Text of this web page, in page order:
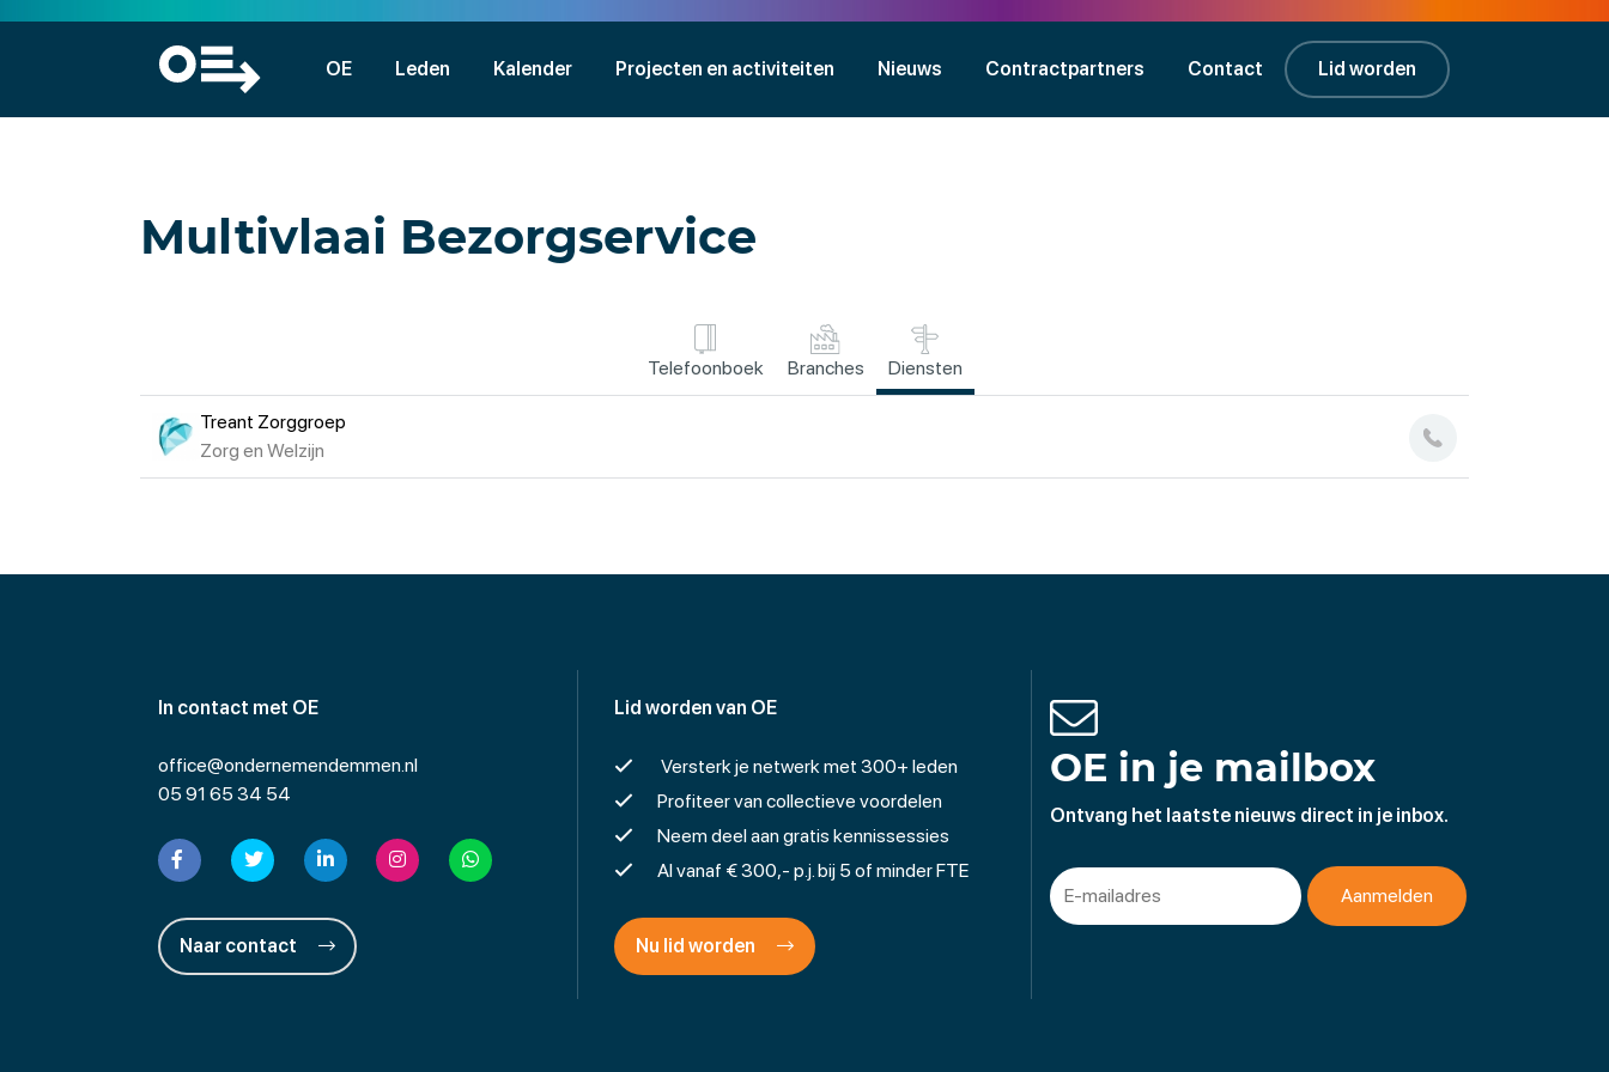
OE Leden Kalender Projecten en activiteiten Nieuws Contractpartners Contact Lid worden
Multivlaai Bezorgservice
Telefoonboek Branches Diensten
Treant Zorggroep
Zorg en Welzijn
In contact met OE
office@ondernemendemmen.nl
05 91 65 34 54
Naar contact
Lid worden van OE
Versterk je netwerk met 300+ leden
Profiteer van collectieve voordelen
Neem deel aan gratis kennissessies
Al vanaf € 300,- p.j. bij 5 of minder FTE
Nu lid worden
OE in je mailbox
Ontvang het laatste nieuws direct in je inbox.